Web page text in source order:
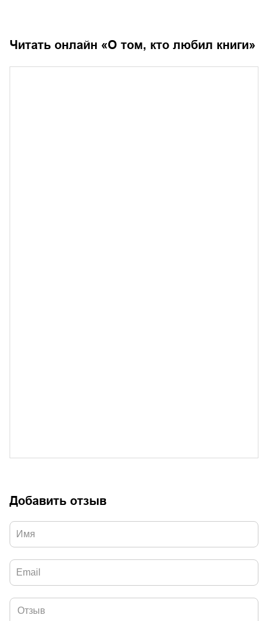
Читать онлайн «О том, кто любил книги»
Добавить отзыв